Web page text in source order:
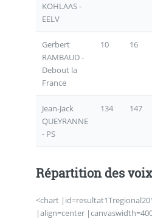
KOHLAAS -
EELV
Gerbert
RAMBAUD -
Debout la
France
10 16
Jean-Jack
QUEYRANNE
- PS
134 147
Répartition des
<chart |id=resultat1Tregional2015Beaumont
|align=center